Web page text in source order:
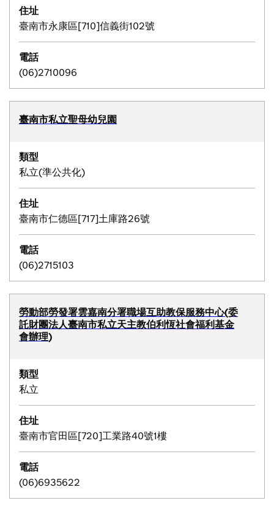
住址
臺南市永康區[710]信義街102號
電話
(06)2710096
臺南市私立聖母幼兒園
類型
私立(準公共化)
住址
臺南市仁德區[717]土庫路26號
電話
(06)2715103
勞動部勞發署雲嘉南分署職場互助教保服務中心(委
託財團法人臺南市私立天主教伯利恆社會福利基金
會辦理)
類型
私立
住址
臺南市官田區[720]工業路40號1樓
電話
(06)6935622